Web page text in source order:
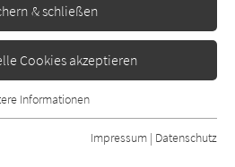
& schließen
Cookies akzeptieren
grundlegende Funktionen der
gewährleistet, dass die Webseite
Informationen
Impressum | Datenschutz